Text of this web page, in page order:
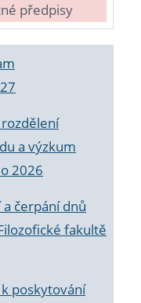
předpisy
a výzkum
2026
čerpání dnů
fakultě
poskytování